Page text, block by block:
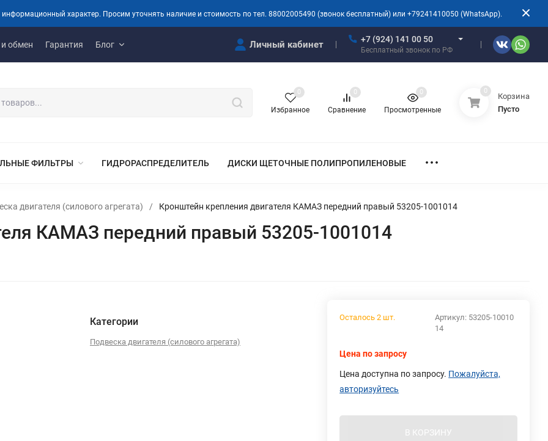
характер. Просим уточнять наличие и стоимость по тел. 88002005490 (звонок бесплатный) или +79241410050 (WhatsApp).
обмен Гарантия Блог Личный кабинет +7 (924) 141 00 50
Бесплатный звонок по РФ
Избранное
0
Сравнение
0
Просмотренные
0 0
Корзина
Пусто
ФИЛЬТРЫ ГИДРОРАСПРЕДЕЛИТЕЛЬ ДИСКИ ЩЕТОЧНЫЕ ПОЛИПРОПИЛЕНОВЫЕ
двигателя (силового агрегата) / Кронштейн крепления двигателя КАМАЗ передний правый 53205-1001014
КАМАЗ передний правый 53205-1001014
Категории
Подвеска двигателя (силового агрегата)
Артикул: 53205-10010
14
Осталось 2 шт.
Цена по запросу
Цена доступна по запросу. Пожалуйста,
авторизуйтесь
В КОРЗИНУ